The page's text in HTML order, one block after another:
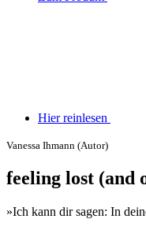
Hier reinlesen
Vanessa Ihmann (Autor)
feeling lost (and
»Ich kann dir sagen: In